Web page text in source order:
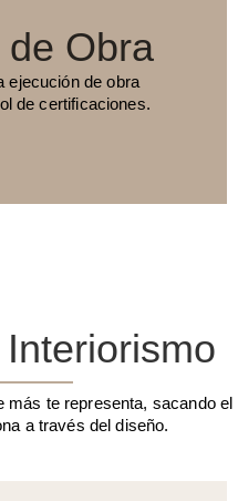
Obra
ejecución de obra
de certificaciones.
te representa, sacando el
a través del diseño.